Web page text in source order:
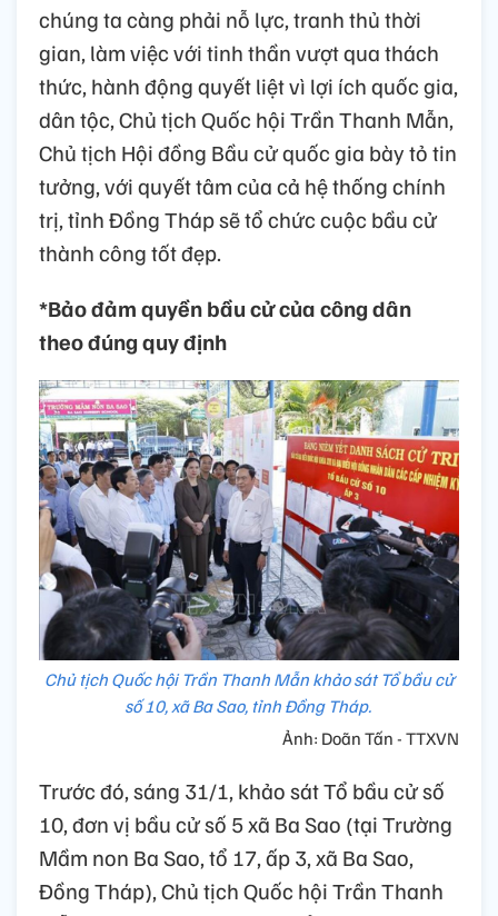
chúng ta càng phải nỗ lực, tranh thủ thời
gian, làm việc với tinh thần vượt qua thách
thức, hành động quyết liệt vì lợi ích quốc gia,
dân tộc, Chủ tịch Quốc hội Trần Thanh Mẫn,
Chủ tịch Hội đồng Bầu cử quốc gia bày tỏ tin
tưởng, với quyết tâm của cả hệ thống chính
trị, tỉnh Đồng Tháp sẽ tổ chức cuộc bầu cử
thành công tốt đẹp.
*Bảo đảm quyền bầu cử của công dân
theo đúng quy định
Chủ tịch Quốc hội Trần Thanh Mẫn khảo sát Tổ bầu cử
số 10, xã Ba Sao, tỉnh Đồng Tháp.
Ảnh: Doãn Tấn - TTXVN
Trước đó, sáng 31/1, khảo sát Tổ bầu cử số
10, đơn vị bầu cử số 5 xã Ba Sao (tại Trường
Mầm non Ba Sao, tổ 17, ấp 3, xã Ba Sao,
Đồng Tháp), Chủ tịch Quốc hội Trần Thanh